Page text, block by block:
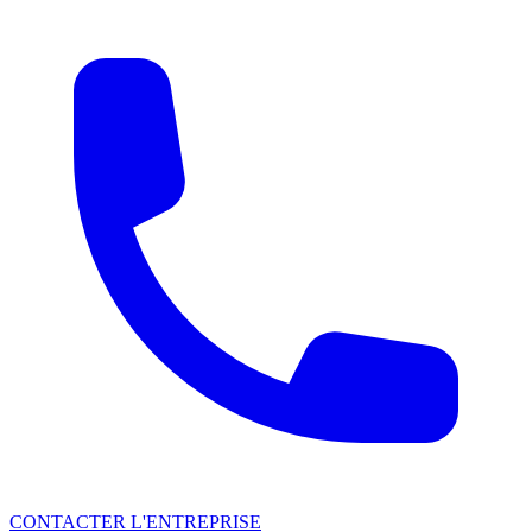
CONTACTER L'ENTREPRISE